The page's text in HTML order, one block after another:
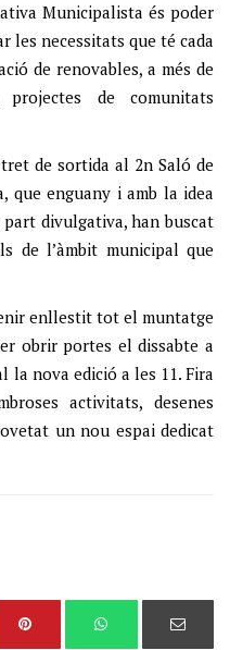
Municipalista és poder
les necessitats que té cada
de renovables, a més de
de comunitats
de sortida al 2n Saló de
que enguany i amb la idea
divulgativa, han buscat
de l’àmbit municipal que
enllestit tot el muntatge
obrir portes el dissabte a
la nova edició a les 11. Fira
activitats, desenes
un nou espai dedicat